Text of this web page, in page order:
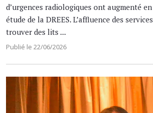
d’urgences radiologiques ont augmenté
étude de la DREES. L’affluence des
trouver des lits ...
Publié le 22/06/2026